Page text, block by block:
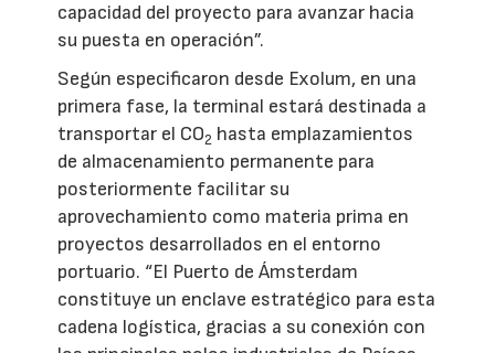
capacidad del proyecto para avanzar hacia
su puesta en operación”.
Según especificaron desde Exolum, en una
primera fase, la terminal estará destinada a
transportar el CO2 hasta emplazamientos
de almacenamiento permanente para
posteriormente facilitar su
aprovechamiento como materia prima en
proyectos desarrollados en el entorno
portuario. “El Puerto de Ámsterdam
constituye un enclave estratégico para esta
cadena logística, gracias a su conexión con